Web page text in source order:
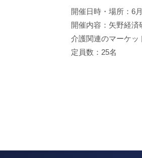
開催日時・場所：6
開催内容：矢野経済
介護関連のマーケッ
定員数：25名